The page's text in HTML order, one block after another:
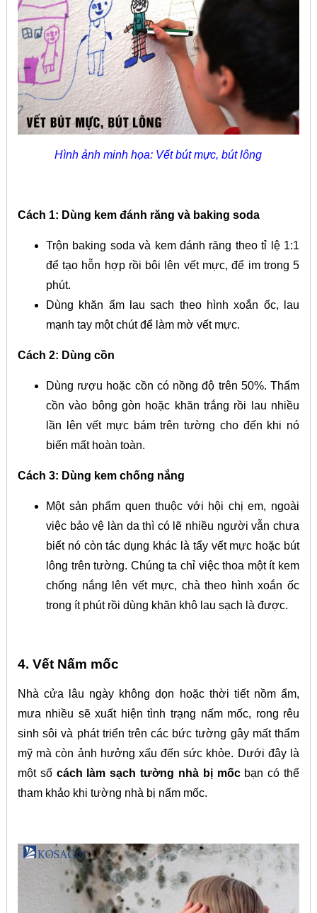
Hình ảnh minh họa: Vết bút mực, bút lông
Cách 1: Dùng kem đánh răng và baking soda
Trộn baking soda và kem đánh răng theo tỉ lệ 1:1
để tạo hỗn hợp rồi bôi lên vết mực, để im trong 5
phút.
Dùng khăn ẩm lau sạch theo hình xoắn ốc, lau
mạnh tay một chút để làm mờ vết mực.
Cách 2: Dùng cồn
Dùng rượu hoặc cồn có nồng độ trên 50%. Thấm
cồn vào bông gòn hoặc khăn trắng rồi lau nhiều
lần lên vết mực bám trên tường cho đến khi nó
biến mất hoàn toàn.
Cách 3: Dùng kem chống nắng
Một sản phẩm quen thuộc với hội chị em, ngoài
việc bảo vệ làn da thì có lẽ nhiều người vẫn chưa
biết nó còn tác dụng khác là tẩy vết mực hoặc bút
lông trên tường. Chúng ta chỉ việc thoa một ít kem
chống nắng lên vết mực, chà theo hình xoắn ốc
trong ít phút rồi dùng khăn khô lau sạch là được.
4. Vết Nấm mốc
Nhà cửa lâu ngày không dọn hoặc thời tiết nồm ẩm,
mưa nhiều sẽ xuất hiện tình trạng nấm mốc, rong rêu
sinh sôi và phát triển trên các bức tường gây mất thẩm
mỹ mà còn ảnh hưởng xấu đến sức khỏe. Dưới đây là
một số cách làm sạch tường nhà bị mốc bạn có thể
tham khảo khi tường nhà bị nấm mốc.